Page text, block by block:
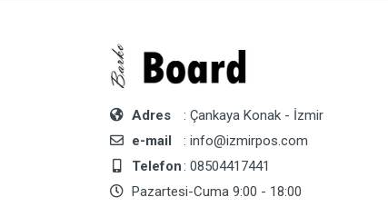
Adres
: Çankaya Konak - İzmir
e-mail
: info@izmirpos.com
Telefon: 08504417441
Pazartesi-Cuma 9:00 - 18:00